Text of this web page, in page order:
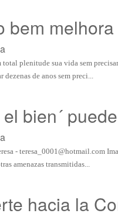
bem
plenitude sua vida sem
dezenas de anos sem preci...
bien´
- teresa_0001@hotmail.com
amenazas transmitidas...
hacia la